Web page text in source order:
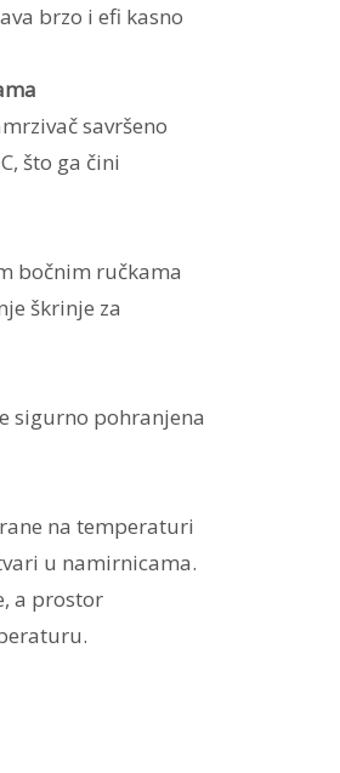
brzo i efi kasno
savršeno
što ga čini
bočnim ručkama
škrinje za
sigurno pohranjena
na temperaturi
u namirnicama.
a prostor